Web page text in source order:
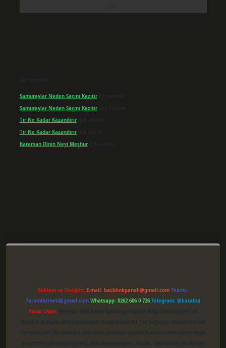
Son yorumlar
Samuraylar Neden Saçını Kazıtıriçin admin
Samuraylar Neden Saçını Kazıtıriçin Fadime
Tır Ne Kadar Kazandırıriçin admin
Tır Ne Kadar Kazandırıriçin Sevim
Karaman Ilinin Neyi Meşhuriçin admin
Reklam ve İletişim: E-mail: backlinkpaneli@gmail.com Teams:
forumhizmeti@gmail.com Whatsapp: 0262 606 0 726 Telegram: @karabul
Yasal Uyarı: